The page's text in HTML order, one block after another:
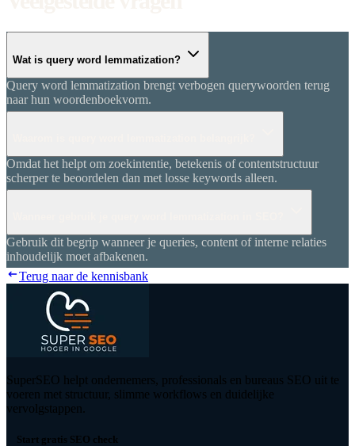
Wat is query word lemmatization?
Query word lemmatization brengt verbogen querywoorden terug
naar hun woordenboekvorm.
Omdat het helpt om zoekintentie, betekenis of contentstructuur
scherper te beoordelen dan met losse keywords alleen.
Gebruik dit begrip wanneer je queries, content of interne relaties
inhoudelijk moet afbakenen.
Terug naar de kennisbank
SuperSEO helpt ondernemers, professionals en bureaus SEO uit te
voeren met structuur, slimme workflows en duidelijke
vervolgstappen.
Start gratis SEO check